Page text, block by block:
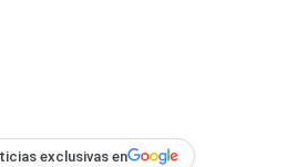
exclusivas en